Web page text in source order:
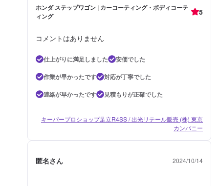
ホンダ ステップワゴン | カーコーティング・ボディコーテ
ィング
5
コメントはありません
仕上がりに満足しました
安価でした
作業が早かったです
対応が丁寧でした
連絡が早かったです
見積もりが正確でした
キーパープロショップ足立R4SS / 出光リテール販売 (株) 東京
カンパニー
匿名さん 2024/10/14